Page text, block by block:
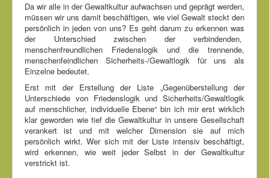
Da wir alle in der Gewaltkultur aufwachsen und geprägt werden,
müssen wir uns damit beschäftigen, wie viel Gewalt steckt den
persönlich in jeden von uns? Es geht darum zu erkennen was
der Unterschied zwischen der verbindenden,
menschenfreundlichen Friedenslogik und die trennende,
menschenfeindlichen Sicherheits-/Gewaltlogik für uns als
Einzelne bedeutet.
Erst mit der Erstellung der Liste „Gegenüberstellung der
Unterschiede von Friedenslogik und Sicherheits/Gewaltlogik
auf menschlicher, individuelle Ebene“ bin ich mir erst wirklich
klar geworden wie tief die Gewaltkultur in unsere Gesellschaft
verankert ist und mit welcher Dimension sie auf mich
persönlich wirkt. Wer sich mit der Liste intensiv beschäftigt,
wird erkennen, wie weit jeder Selbst in der Gewaltkultur
verstrickt ist.